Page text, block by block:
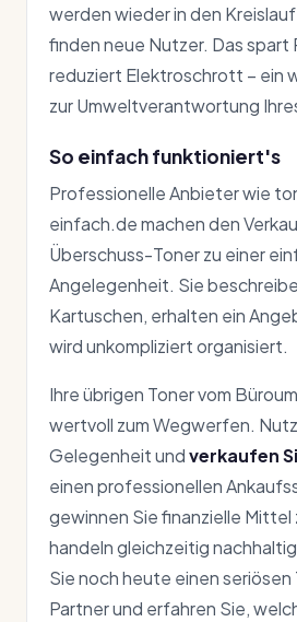
werden wieder in den
finden neue Nutzer. Das spart
reduziert Elektroschrott – ein
zur Umweltverantwortung
So einfach funktioniert's
Professionelle Anbieter wie
einfach.de machen den
Überschuss-Toner zu einer
Angelegenheit. Sie
Kartuschen, erhalten ein
wird unkompliziert organisiert.
Ihre übrigen Toner vom
wertvoll zum Wegwerfen.
Gelegenheit undverkaufen
einen professionellen
gewinnen Sie finanzielle Mittel
handeln gleichzeitig
Sie noch heute einen
Partner und erfahren Sie,